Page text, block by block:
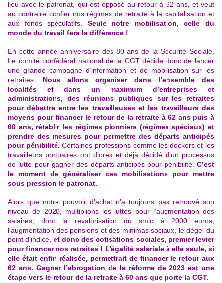
lieu avec le patronat, qui est opposé au retour à 62 ans, et veut
au contraire confier nos régimes de retraite à la capitalisation et
aux fonds spéculatifs. Seule notre mobilisation, celle du
monde du travail fera la différence !
En cette année anniversaire des 80 ans de la Sécurité Sociale,
Le comité confédéral national de la CGT décide donc de lancer
une grande campagne d’information et de mobilisation sur les
retraites. Nous allons organiser dans l’ensemble des
localités et dans un maximum d’entreprises et
administrations, des réunions publiques sur les retraites
pour débattre entre les travailleuses et les travailleurs des
moyens pour financer le retour de la retraite à 62 ans puis à
60 ans, rétablir les régimes pionniers (régimes spéciaux) et
prendre des mesures pour permettre des départs anticipés
pour pénibilité.Certaines professions comme les dockers et les
travailleurs portuaires ont d'ores et déjà décidé d'un processus
de lutte pour gagner des départs anticipés pour pénibilité. C’est
le moment de généraliser ces mobilisations pour mettre
sous pression le patronat.
Alors que notre pouvoir d’achat n’a toujours pas retrouvé son
niveau de 2020, multiplions les luttes pour l’augmentation des
salaires, dont la revalorisation du smic à 2000 euros,
l’augmentation des pensions et des minimas sociaux, le dégel du
point d’indice, et donc des cotisations sociales, premier levier
pour financer nos retraites ! L’égalité salariale à elle seule, si
elle était enfin réalisée, permettrait de financer le retour aux
62 ans. Gagner l’abrogation de la réforme de 2023 est une
étape vers le retour de la retraite à 60 ans que porte la CGT.